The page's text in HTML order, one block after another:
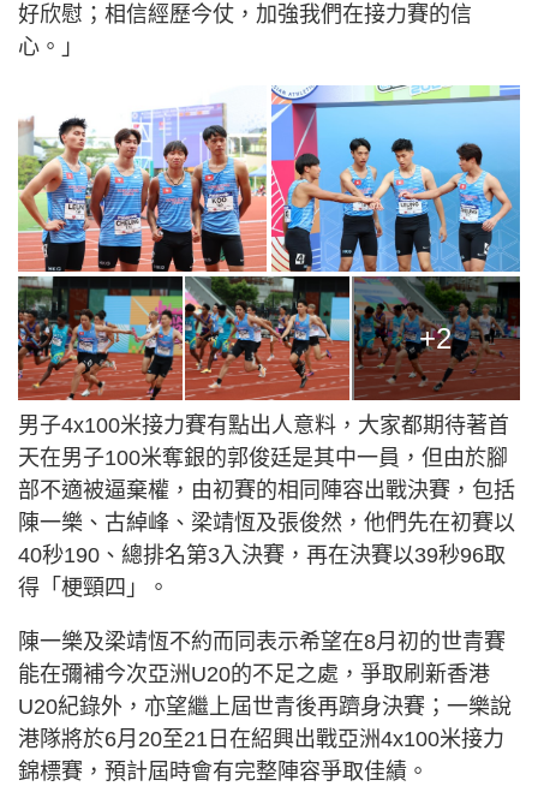
好欣慰；相信經歷今仗，加強我們在接力賽的信
心。」
+2
男子4x100米接力賽有點出人意料，大家都期待著首
天在男子100米奪銀的郭俊廷是其中一員，但由於腳
部不適被逼棄權，由初賽的相同陣容出戰決賽，包括
陳一樂、古綽峰、梁靖恆及張俊然，他們先在初賽以
40秒190、總排名第3入決賽，再在決賽以39秒96取
得「梗頸四」。
陳一樂及梁靖恆不約而同表示希望在8月初的世青賽
能在彌補今次亞洲U20的不足之處，爭取刷新香港
U20紀錄外，亦望繼上屆世青後再躋身決賽；一樂說
港隊將於6月20至21日在紹興出戰亞洲4x100米接力
錦標賽，預計屆時會有完整陣容爭取佳績。